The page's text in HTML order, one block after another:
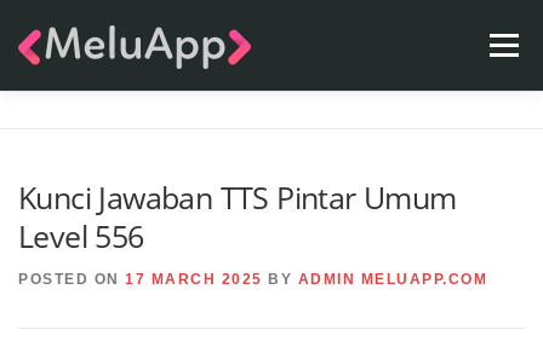
Menu
Kunci Jawaban TTS Pintar Umum
Level 556
POSTED ON 17 MARCH 2025 BY ADMIN MELUAPP.COM